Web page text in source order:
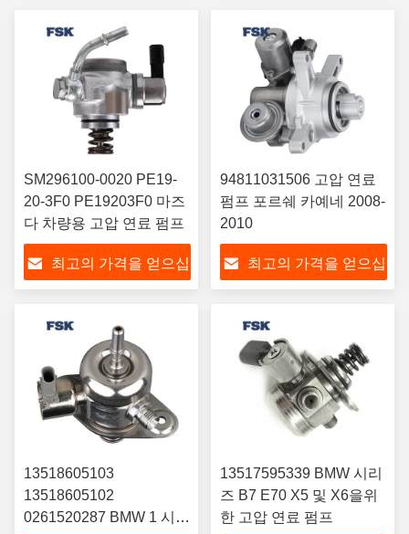
SM296100-0020 PE19-
20-3F0 PE19203F0 마즈
다 차량용 고압 연료 펌프
최고의 가격을 얻으십
94811031506 고압 연료
펌프 포르쉐 카예네 2008-
2010
최고의 가격을 얻으십
13518605103
13518605102
0261520287 BMW 1 시리
13517595339 BMW 시리
즈 B7 E70 X5 및 X6을위
한 고압 연료 펌프